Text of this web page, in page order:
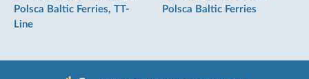
Polsca Baltic Ferries, TT-
Line
Polsca Baltic Ferries